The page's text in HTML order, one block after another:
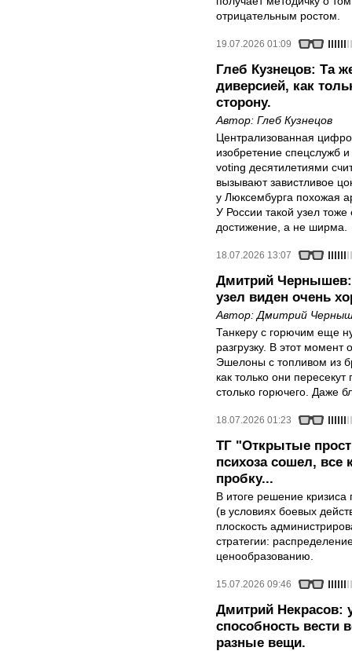
отрицательным ростом.
19.07.2026 01:09
Глеб Кузнецов: Та
диверсией, как
сторону.
Автор: Глеб Кузнецов
Централизованная
изобретение спецслужб
voting десятилетиями
вызывают завистливое
у Люксембурга похожая
У России такой узел тоже
достижение, а не ширма.
18.07.2026 13:07
Дмитрий Чернышев:
узел виден очень
Автор: Дмитрий
Танкеру с горючим еще
разгрузку. В этот
Эшелоны с топливом из
как только они
столько горючего. Даже
18.07.2026 01:23
ТГ "Открытые
психоза сошел,
пробку...
В итоге решение кризиса
(в условиях боевых
плоскость
стратегии:
ценообразованию.
15.07.2026 09:46
Дмитрий Некрасов:
способность вести
разные вещи.